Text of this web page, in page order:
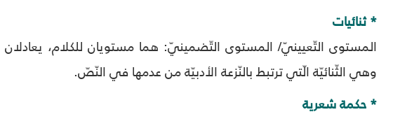
* ثنائيات
المستوى التّعيينيّ/ المستوى التّضمينيّ: هما مستويان للكلام، يعادلان
وهي الثّنائيّة الّتي ترتبط بالنّزعة الأدبيّة من عدمها في النّصّ.
* حكمة شعرية